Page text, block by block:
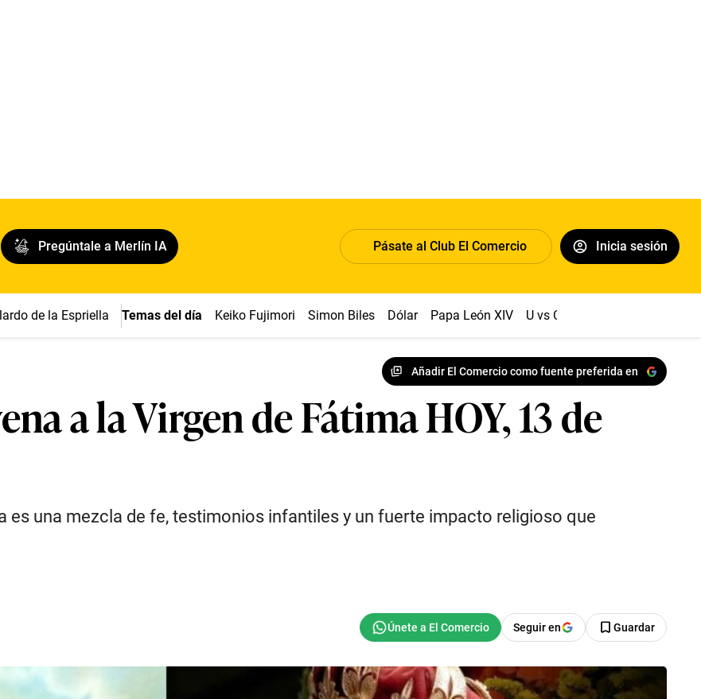
Pregúntale a Merlín IA Pásate al Club El Comercio Inicia sesión
de la Espriella Temas del día Keiko Fujimori Simon Biles Dólar Papa León XIV U vs Cristal
Añadir El Comercio como fuente preferida en
a la Virgen de Fátima HOY, 13 de
es una mezcla de fe, testimonios infantiles y un fuerte impacto religioso que
Seguir en Guardar